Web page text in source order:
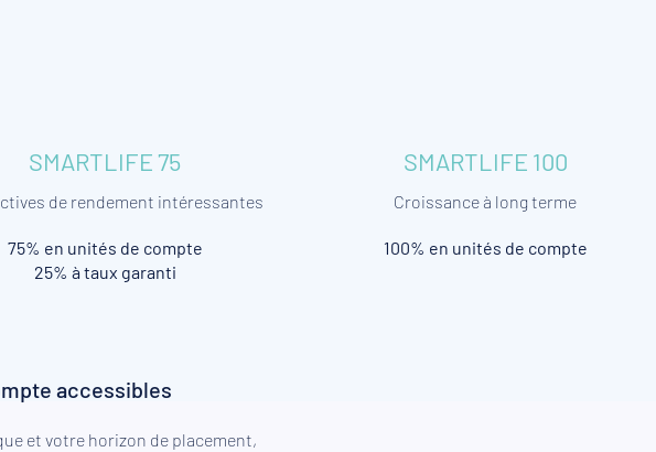
SMARTLIFE 75
de rendement intéressantes
75% en unités de compte
25% à taux garanti
SMARTLIFE 100
Croissance à long terme
100% en unités de compte
accessibles
et votre horizon de placement,